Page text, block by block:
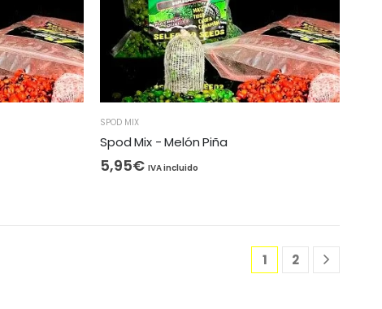
SPOD MIX
Spod Mix - Melón Piña
5,95€ IVA incluido
1 2